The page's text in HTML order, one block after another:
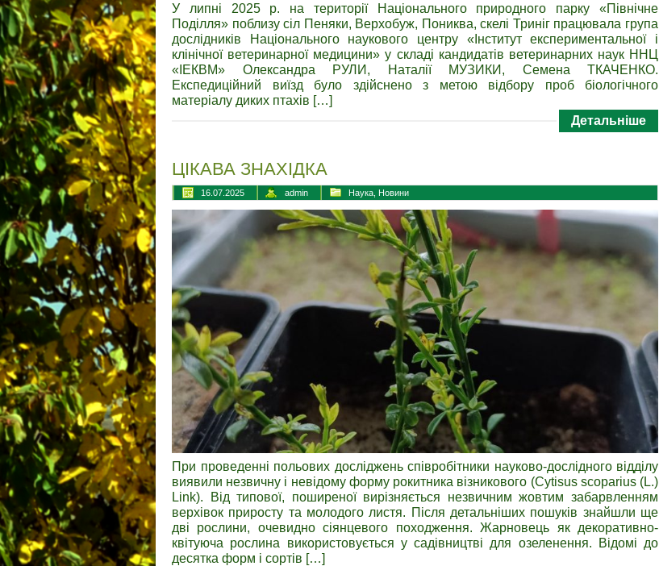
У липні 2025 р. на території Національного природного парку «Північне
Поділля» поблизу сіл Пеняки, Верхобуж, Пониква, скелі Триніг працювала група
дослідників Національного наукового центру «Інститут експериментальної і
клінічної ветеринарної медицини» у складі кандидатів ветеринарних наук ННЦ
«ІЕКВМ» Олександра РУЛИ, Наталії МУЗИКИ, Семена ТКАЧЕНКО.
Експедиційний виїзд було здійснено з метою відбору проб біологічного
матеріалу диких птахів […]
Детальніше
ЦІКАВА ЗНАХІДКА
16.07.2025 admin Наука Новини
При проведенні польових досліджень співробітники науково-дослідного відділу
виявили незвичну і невідому форму рокитника візникового (Cytisus scoparius (L.)
Link). Від типової, поширеної вирізняється незвичним жовтим забарвленням
верхівок приросту та молодого листя. Після детальніших пошуків знайшли ще
дві рослини, очевидно сіянцевого походження. Жарновець як декоративно-
квітуюча рослина використовується у садівництві для озеленення. Відомі до
десятка форм і сортів […]